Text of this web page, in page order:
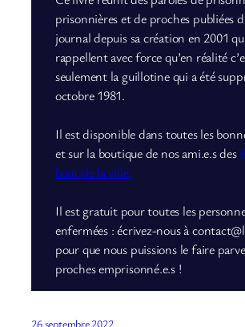
prisonnières et de proches publiées
journal depuis sa création en 2001
rappellent avec force qu’en réalité
seulement la guillotine qui a été
octobre 1981.
Il est disponible dans toutes les
et sur la boutique de nos ami.e.s des
bout de la ville.
Il est gratuit pour toutes les
enfermées : écrivez-nous à
pour que nous puissions le faire
proches emprisonné.e.s !
26 septembre 2022